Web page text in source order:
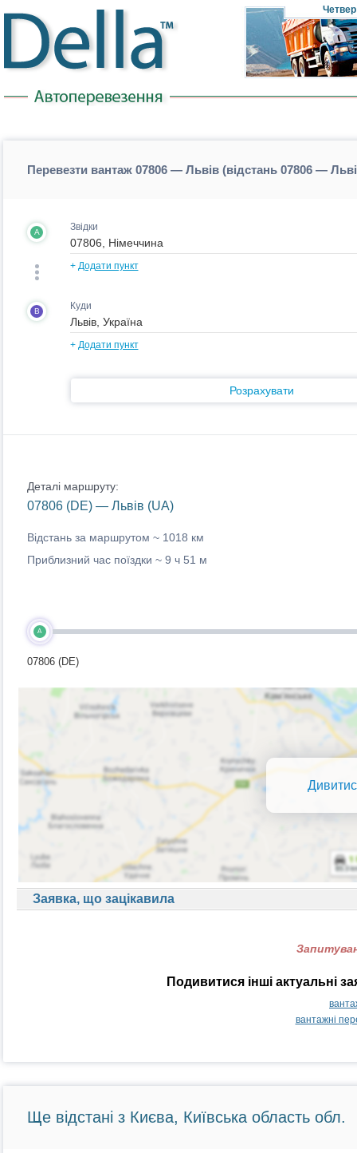
Четвер
Перевезти вантаж 07806 — Львів (відстань 07806 —
A Звідки
+ Додати пункт
B Куди
+ Додати пункт
Розрахувати
Деталі маршруту:
07806 (DE) — Львів (UA)
Відстань за маршрутом ~ 1018 км
Приблизний час поїздки ~ 9 ч 51 м
A
07806 (DE)
Заявка, що зацікавила
Подивитися інші актуальні
вантажні
Ще відстані з Києва, Київська область обл.